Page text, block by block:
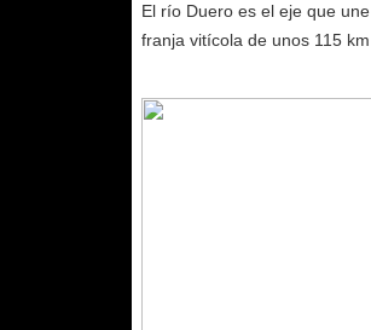
El río Duero es el eje que
franja vitícola de unos 115